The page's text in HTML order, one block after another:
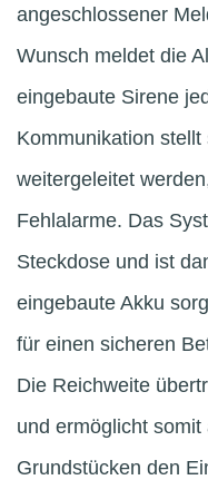
angeschlossener
Wunsch meldet die
eingebaute Sirene
Kommunikation
weitergeleitet
Fehlalarme. Das
Steckdose und ist
eingebaute Akku
für einen sicheren
Die Reichweite
und ermöglicht
Grundstücken den